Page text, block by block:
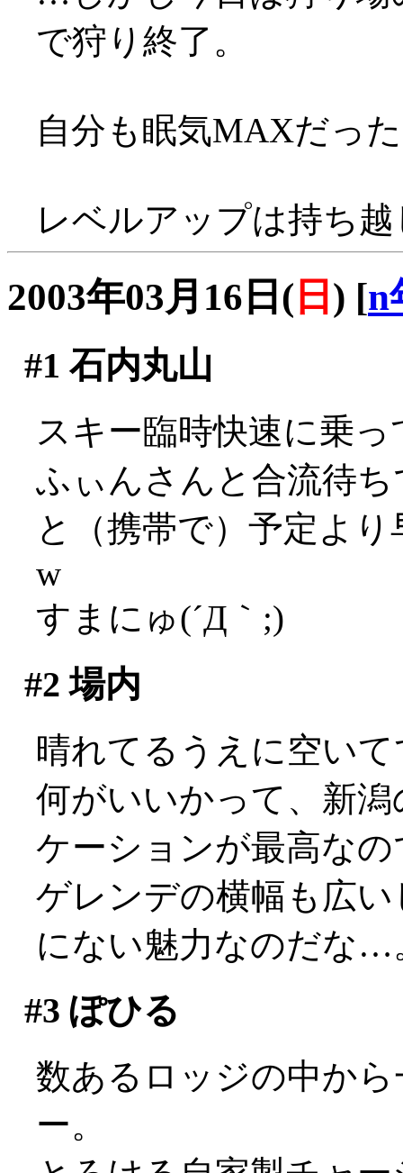
で狩り終了。
自分も眠気MAXだっ
レベルアップは持ち
2003年03月16日( 日 ) [n
#1 石内丸山
スキー臨時快速に乗
ふぃんさんと合流待
と（携帯で）予定よ
w
すまにゅ(´Д｀;)
#2 場内
晴れてるうえに空い
何がいいかって、新
ケーションが最高な
ゲレンデの横幅も広
にない魅力なのだな…
#3 ぽひる
数あるロッジの中か
ー。